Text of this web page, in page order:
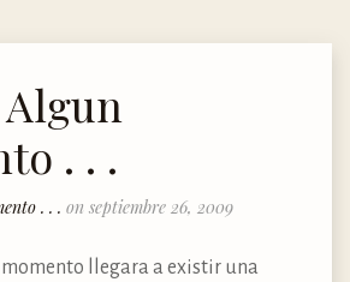
. . .
. . . on septiembre 26, 2009
momento llegara a existir una